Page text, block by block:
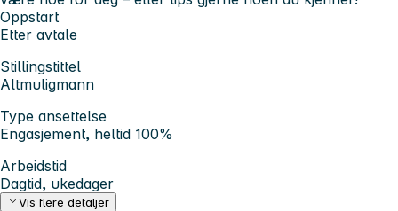
Oppstart
Etter avtale
Stillingstittel
Altmuligmann
Type ansettelse
Engasjement, heltid 100%
Arbeidstid
Dagtid, ukedager
Vis flere detaljer